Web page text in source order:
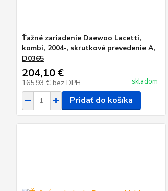
Ťažné zariadenie Daewoo Lacetti,
kombi, 2004-, skrutkové prevedenie A,
D0365
204,10 €
165,93 € bez DPH skladom
Pridať do košíka